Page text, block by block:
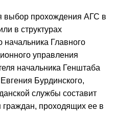
выбор прохождения АГС в
в структурах
Главного
управления
начальника Генштаба
Бурдинского,
службы составит
граждан, проходящих ее в